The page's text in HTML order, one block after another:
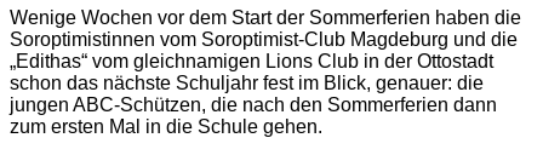
Wenige Wochen vor dem Start der Sommerferien haben die
Soroptimistinnen vom Soroptimist-Club Magdeburg und die
„Edithas“ vom gleichnamigen Lions Club in der Ottostadt
schon das nächste Schuljahr fest im Blick, genauer: die
jungen ABC-Schützen, die nach den Sommerferien dann
zum ersten Mal in die Schule gehen.